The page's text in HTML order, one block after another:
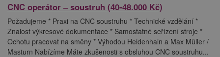
CNC operátor – soustruh (40-48.000 Kč)
Požadujeme * Praxi na CNC soustruhu * Technické vzdělání *
Znalost výkresové dokumentace * Samostatné seřízení stroje *
Ochotu pracovat na směny * Výhodou Heidenhain a Max Müller /
Masturn Nabízíme Máte zkušenosti s obsluhou CNC soustruhu...